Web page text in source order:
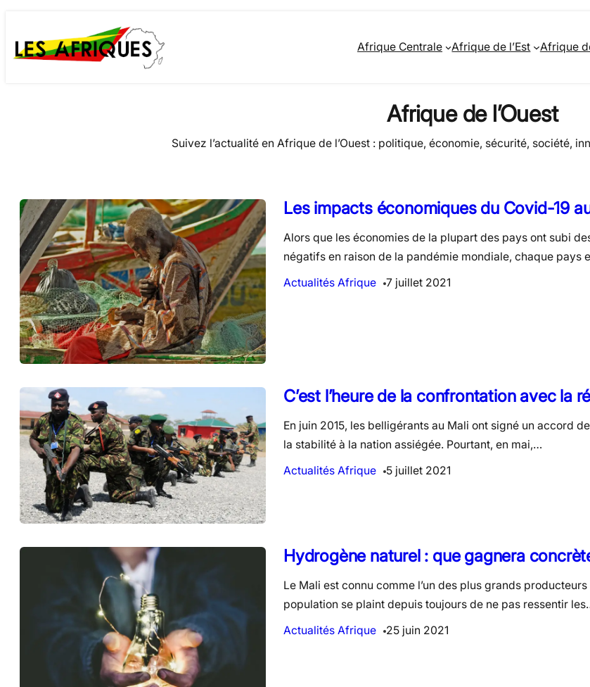
to
content
Afrique Centrale Afrique de l’Est Afrique
Afrique de l’Ouest
Suivez l’actualité en Afrique de l’Ouest : politique, économie, sécurité, société,
Les impacts économiques du Covid-19
Alors que les économies de la plupart des pays ont subi
négatifs en raison de la pandémie mondiale, chaque pays
Actualités Afrique
7 juillet 2021
C’est l’heure de la confrontation avec la
En juin 2015, les belligérants au Mali ont signé un accord
la stabilité à la nation assiégée. Pourtant, en mai,…
Actualités Afrique
5 juillet 2021
Hydrogène naturel : que gagnera
Le Mali est connu comme l’un des plus grands producteurs
population se plaint depuis toujours de ne pas ressentir
Actualités Afrique
25 juin 2021